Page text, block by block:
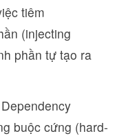
tiêm
(injecting
phần tự tạo ra
Dependency
buộc cứng (hard-